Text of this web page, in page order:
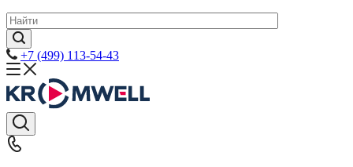
+7 (499) 113-54-43